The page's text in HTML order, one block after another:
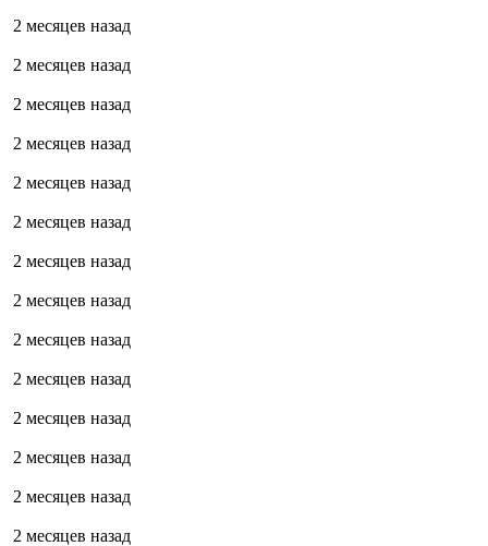
2 месяцев назад
2 месяцев назад
2 месяцев назад
2 месяцев назад
2 месяцев назад
2 месяцев назад
2 месяцев назад
2 месяцев назад
2 месяцев назад
2 месяцев назад
2 месяцев назад
2 месяцев назад
2 месяцев назад
2 месяцев назад